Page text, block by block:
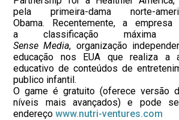
pela primeira-dama norte-
Obama. Recentemente, a empresa
a classificação
Sense Media, organização
educação nos EUA que realiza a
educativo de conteúdos de
publico infantil.
O game é gratuito (oferece versão
níveis mais avançados) e pode
endereçowww.nutri-ventures.com